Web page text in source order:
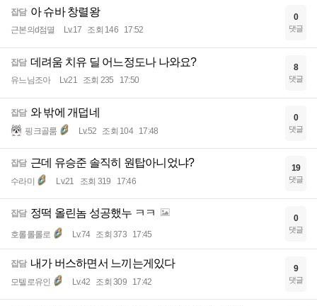
잡담 아 슈바 창렬왕
근본의d점멸 Lv.17 조회 146 17:52
0
댓글
잡담 데려움 치유 딜 어느정도나 나와요?
유느님조아 Lv.21 조회 235 17:50
8
댓글
잡담 와 밖에 개덥네
핑크골룸 Lv.52 조회 104 17:48
0
댓글
잡담 근데 유승준 솔직히 원탑아니었냐?
수라미 Lv.21 조회 319 17:46
19
댓글
잡담 정떡 올린놈 성공했누 ㅋㅋ
호롤롤롤로 Lv.74 조회 373 17:45
0
댓글
잡담 내가 버스하면서 느끼는게있다
모텔로유인 Lv.42 조회 309 17:42
9
댓글